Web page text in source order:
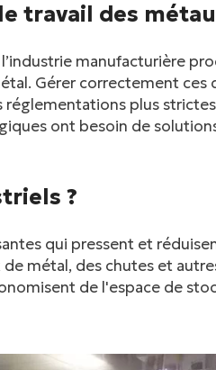
travail des
manufacturière
Gérer correctement ces
plus
ont besoin de
?
qui pressent et
métal, des chutes et
de l'espace de